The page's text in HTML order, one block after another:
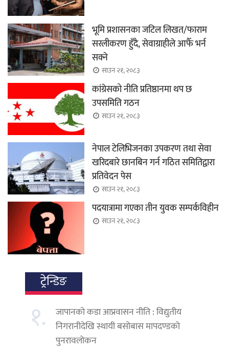
भूमि प्रशासनका जटिल लिखत/फाराम
सरलीकरण हुँदै, सेवाग्राहीले आफैँ भर्न
सक्ने
साउन २१, २०८३
कांग्रेसको नीति प्रतिष्ठानमा थप छ
उपसमिति गठन
साउन २१, २०८३
नेपाल टेलिभिजनका उपकरण तथा सेवा
खरिदबारे छानबिन गर्न गठित समितिद्वारा
प्रतिवेदन पेस
साउन २१, २०८३
पदयात्रामा गएका तीन युवक सम्पर्कविहीन
साउन २१, २०८३
ट्रेन्डिङ
१.
जापानको कडा आप्रवासन नीति : विद्युतीय
निगरानीदेखि स्थायी बसोबास मापदण्डको
पुनरावलोकन